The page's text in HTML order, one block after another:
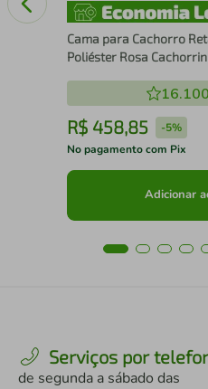
Cama para Cachorro
Poliéster Rosa
16.100
R$ 458,85 -5%
No pagamento com Pix
Adicionar
Serviços por
de segunda a sábado das